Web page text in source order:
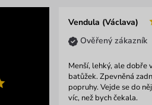
Vendula (Václava)
Ověřený zákazník
Menší, lehký, ale dobře
batůžek. Zpevněná
popruhy. Vejde se do
víc, než bych čekala.